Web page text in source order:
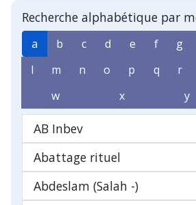
Recherche alphabétique par
a b c d e f g
l
m n o p q r
w
x y
AB Inbev
Abattage rituel
Abdeslam (Salah -)